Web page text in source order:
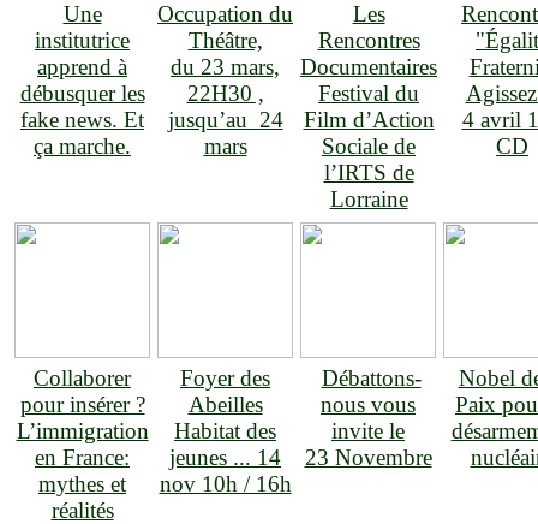
Une
institutrice
apprend à
débusquer les
fake news. Et
ça marche.
Occupation du
Théâtre,
du 23 mars,
22H30 ,
jusqu’au 24
mars
Les
Rencontres
Documentaires
Festival du
Film d’Action
Sociale de
l’IRTS de
Lorraine
4 avril
CD
Collaborer
pour insérer ?
L’immigration
en France:
mythes et
réalités
Foyer des
Abeilles
Habitat des
jeunes ... 14
nov 10h / 16h
Débattons-
nous vous
invite le
23 Novembre
Nobel
Paix